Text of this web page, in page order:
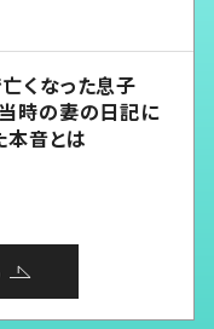
くなった息子
時の妻の日記に
本音とは